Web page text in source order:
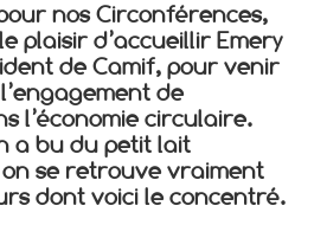
nos Circonférences,
plaisir d’accueillir Emery
deCamif, pour venir
de
l’économie circulaire.
a bu du petit lait
se retrouve vraiment
dont voici le concentré.